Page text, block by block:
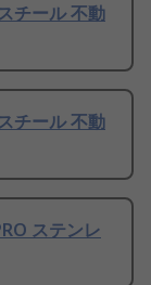
チール 不動
チール 不動
ステンレ